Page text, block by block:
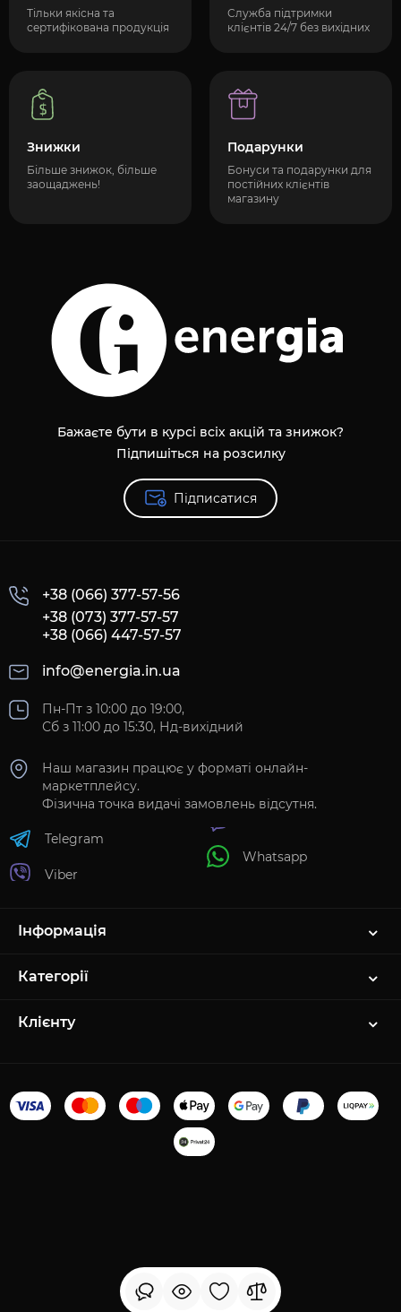
Тільки якісна та
сертифікована продукція
Служба підтримки
клієнтів 24/7 без вихідних
Знижки
Більше знижок, більше
заощаджень!
Подарунки
Бонуси та подарунки для
постійних клієнтів
магазину
Бажаєте бути в курсі всіх акцій та знижок?
Підпишіться на розсилку
Підписатися
+38 (066) 377-57-56
+38 (073) 377-57-57
+38 (066) 447-57-57
info@energia.in.ua
Пн-Пт з 10:00 до 19:00,
Сб з 11:00 до 15:30, Нд-вихідний
Наш магазин працює у форматі онлайн-
маркетплейсу.
Фізична точка видачі замовлень відсутня.
Telegram
Viber
Whatsapp
Інформація
Категорії
Клієнту